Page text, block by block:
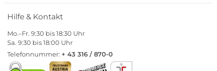
Hilfe & Kontakt
Mo.–Fr. 9:30 bis 18:30 Uhr
Sa. 9:30 bis 18:00 Uhr
Telefonnummer: + 43 316 / 870-0